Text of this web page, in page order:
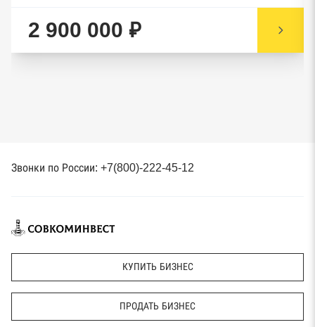
2 900 000 ₽
Звонки по России: +7(800)-222-45-12
КУПИТЬ БИЗНЕС
ПРОДАТЬ БИЗНЕС